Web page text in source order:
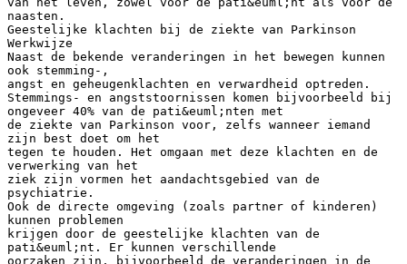
naasten.
Geestelijke klachten bij de ziekte van Parkinson
Werkwijze
Naast de bekende veranderingen in het bewegen kunnen
ook stemming-,
angst en geheugenklachten en verwardheid optreden.
Stemmings- en angststoornissen komen bijvoorbeeld bij
ongeveer 40% van de pati&euml;nten met
de ziekte van Parkinson voor, zelfs wanneer iemand
zijn best doet om het
tegen te houden. Het omgaan met deze klachten en de
verwerking van het
ziek zijn vormen het aandachtsgebied van de
psychiatrie.
Ook de directe omgeving (zoals partner of kinderen)
kunnen problemen
krijgen door de geestelijke klachten van de
pati&euml;nt. Er kunnen verschillende
oorzaken zijn, bijvoorbeeld de veranderingen in de